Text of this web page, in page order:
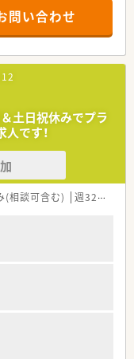
錠剤監査システム
みです。
名在籍しています。
。
す。
るチェーン薬局です。
イベントを開催されて
剤監査機」「電子薬歴管
されているなど、鳥取
お持ちの方なども安心
的に行われている薬局
問い合わせ
土日祝休みでプラ
です！
(相談可含む) 週32h以上